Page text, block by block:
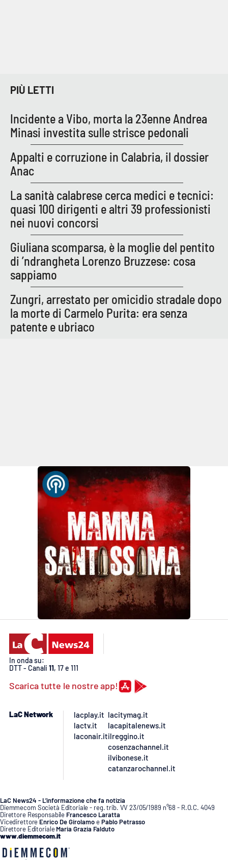
PIÙ LETTI
Incidente a Vibo, morta la 23enne Andrea
Minasi investita sulle strisce pedonali
Appalti e corruzione in Calabria, il dossier
Anac
La sanità calabrese cerca medici e tecnici:
quasi 100 dirigenti e altri 39 professionisti
nei nuovi concorsi
Giuliana scomparsa, è la moglie del pentito
di ’ndrangheta Lorenzo Bruzzese: cosa
sappiamo
Zungri, arrestato per omicidio stradale dopo
la morte di Carmelo Purita: era senza
patente e ubriaco
In onda su:
DTT - Canali 11, 17 e 111
Scarica tutte le nostre app!
LaC Network
lacplay.it
lactv.it
laconair.it
lacitymag.it
lacapitalenews.it
ilreggino.it
cosenzachannel.it
ilvibonese.it
catanzarochannel.it
LaC News24 - L’informazione che fa notizia
Diemmecom Società Editoriale - reg. trib. VV 23/05/1989 n°68 - R.O.C. 4049
Direttore Responsabile Francesco Laratta
Vicedirettore Enrico De GirolamoePablo Petrasso
Direttore Editoriale Maria Grazia Falduto
www.diemmecom.it